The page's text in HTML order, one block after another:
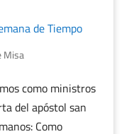
de Tiempo
Misa
como ministros
del apóstol san
Como